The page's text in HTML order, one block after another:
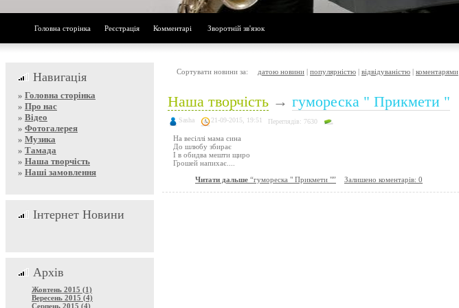
Головна сторінка Реєстрація Комментарі Зворотній зв'язок
Навигація
» Головна сторінка
» Про нас
» Відео
» Фотогалерея
» Музика
» Тамада
» Наша творчість
» Наші замовлення
Інтернет Новини
Архів
Жовтень 2015 (1)
Вересень 2015 (4)
Серпень 2015 (4)
Сортувати новини за: датою новини | популярністю | відвідуваністю | коментарями
Наша творчість → гумореска " Прикмети "
Sasha 21-09-2015, 19:51 Переглядів: 7630
На весіллі мама сина
До шлюбу збирає
І в обидва мешти щиро
Грошей напихає....
Читати дальше “гумореска " Прикмети "” Залишено коментарів: 0